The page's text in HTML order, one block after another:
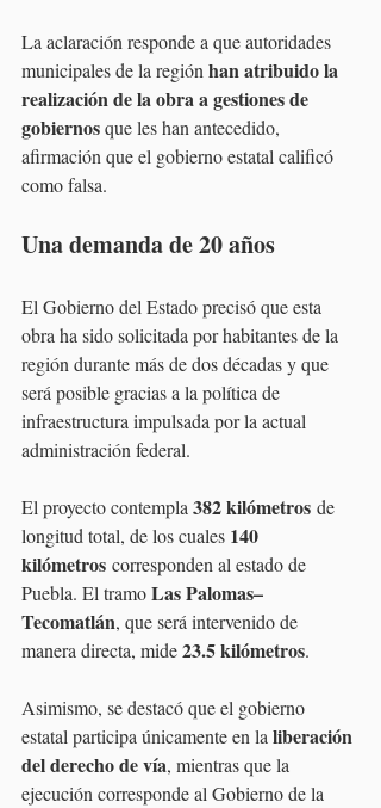
La aclaración responde a que autoridades
municipales de la región han atribuido la
realización de la obra a gestiones de
gobiernos que les han antecedido,
afirmación que el gobierno estatal calificó
como falsa.
Una demanda de 20 años
El Gobierno del Estado precisó que esta
obra ha sido solicitada por habitantes de la
región durante más de dos décadas y que
será posible gracias a la política de
infraestructura impulsada por la actual
administración federal.
El proyecto contempla 382 kilómetros de
longitud total, de los cuales 140
kilómetros corresponden al estado de
Puebla. El tramo Las Palomas–
Tecomatlán, que será intervenido de
manera directa, mide 23.5 kilómetros.
Asimismo, se destacó que el gobierno
estatal participa únicamente en la liberación
del derecho de vía, mientras que la
ejecución corresponde al Gobierno de la